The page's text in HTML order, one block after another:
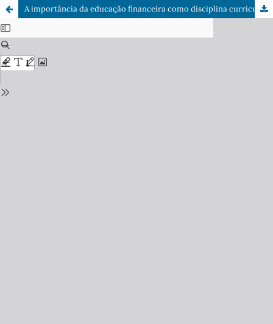
A importância da educação financeira como disciplina curricular